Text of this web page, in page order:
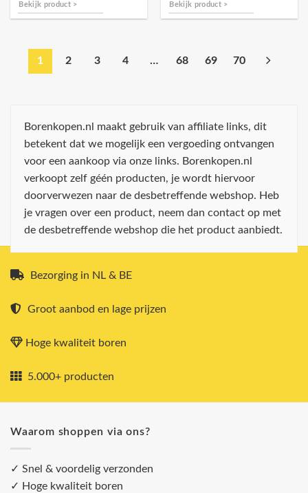
Bekijk product > Bekijk product >
1 2 3 4 … 68 69 70
Borenkopen.nl maakt gebruik van affiliate links, dit
betekent dat we mogelijk een vergoeding ontvangen
voor een aankoop via onze links. Borenkopen.nl
verkoopt zelf géén producten, je wordt hiervoor
doorverwezen naar de desbetreffende webshop. Heb
je vragen over een product, neem dan contact op met
de desbetreffende webshop die het product aanbiedt.
Bezorging in NL & BE
Groot aanbod en lage prijzen
Hoge kwaliteit boren
5.000+ producten
Waarom shoppen via ons?
✓ Snel & voordelig verzonden
✓ Hoge kwaliteit boren